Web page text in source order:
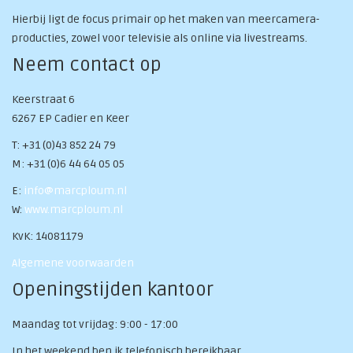
Hierbij ligt de focus primair op het maken van meercamera-
producties, zowel voor televisie als online via livestreams.
Neem contact op
Keerstraat 6
6267 EP Cadier en Keer
T: +31 (0)43 852 24 79
M: +31 (0)6 44 64 05 05
E: info@marcploum.nl
W: www.marcploum.nl
KvK: 14081179
Algemene voorwaarden
Openingstijden kantoor
Maandag tot vrijdag: 9:00 - 17:00